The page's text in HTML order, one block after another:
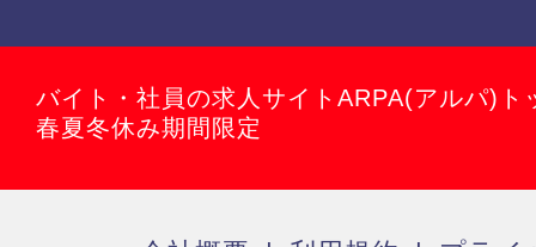
バイト・社員の求人サイトARPA(アルパ)ト
春夏冬休み期間限定